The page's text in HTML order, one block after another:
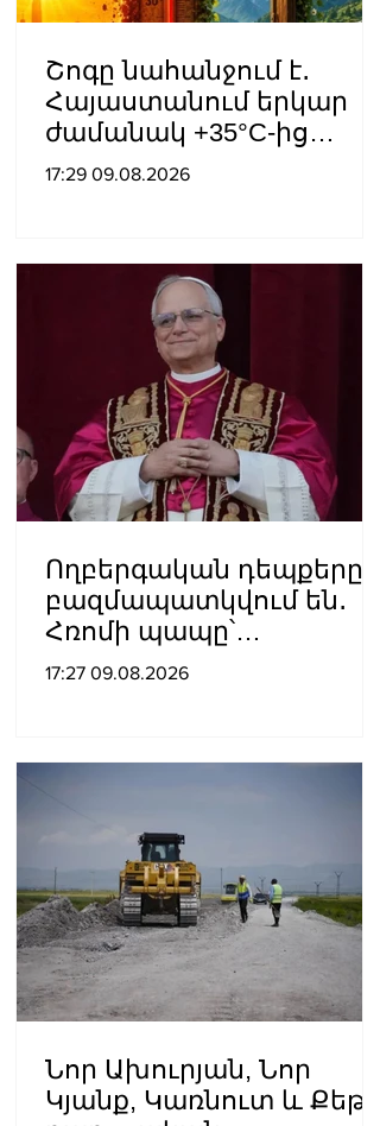
Շոգը նահանջում է․
Հայաստանում երկար
ժամանակ +35°C-ից
բարձր ջերմաստիճան
17:29 09.08.2026
Ողբերգական դեպքերը
բազմապատկվում են․
Հռոմի պապը՝
Ուկրաինայի
17:27 09.08.2026
Նոր Ախուրյան, Նոր
Կյանք, Կառնուտ և Քեթի․